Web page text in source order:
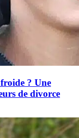
? Une
de divorce